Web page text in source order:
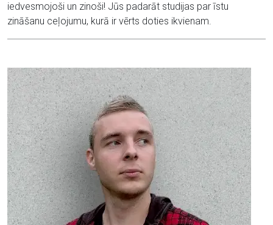
iedvesmojoši un zinoši! Jūs padarāt studijas par īstu
zināšanu ceļojumu, kurā ir vērts doties ikvienam.